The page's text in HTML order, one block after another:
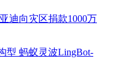
迪向灾区捐款1000万